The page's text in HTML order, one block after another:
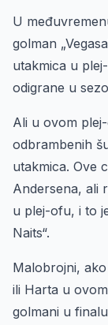
U
golman
utakmica u
odigrane u
Ali u ovom
odbrambenih
utakmica. Ove
Andersena, ali
u plej-ofu, i to
Naits“.
Malobrojni,
ili Harta u
golmani u